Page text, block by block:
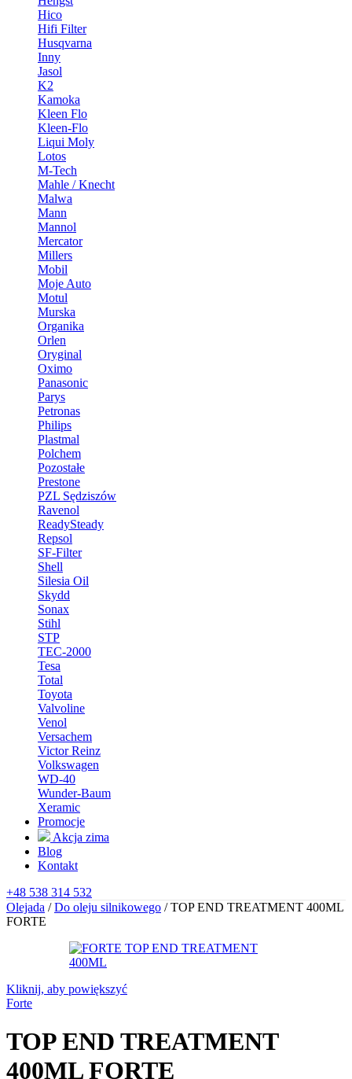
Hico
Hifi Filter
Husqvarna
Inny
Jasol
K2
Kamoka
Kleen Flo
Kleen-Flo
Liqui Moly
Lotos
M-Tech
Mahle / Knecht
Malwa
Mann
Mannol
Mercator
Millers
Mobil
Moje Auto
Motul
Murska
Organika
Orlen
Oryginal
Oximo
Panasonic
Parys
Petronas
Philips
Plastmal
Polchem
Pozostałe
Prestone
PZL Sędziszów
Ravenol
ReadySteady
Repsol
SF-Filter
Shell
Silesia Oil
Skydd
Sonax
Stihl
STP
TEC-2000
Tesa
Total
Toyota
Valvoline
Venol
Versachem
Victor Reinz
Volkswagen
WD-40
Wunder-Baum
Xeramic
Promocje
Akcja zima
Blog
Kontakt
+48 538 314 532
Olejada /Do oleju silnikowego /TOP END TREATMENT 400ML
FORTE
Kliknij, aby powiększyć
Forte
TOP END TREATMENT
400ML FORTE